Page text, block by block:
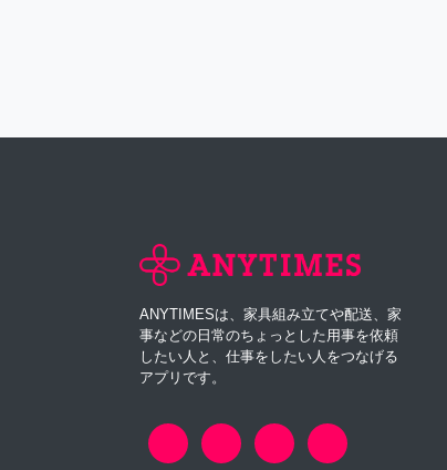
ANYTIMESは、家具組み立てや配送、家
事などの日常のちょっとした用事を依頼
したい人と、仕事をしたい人をつなげる
アプリです。